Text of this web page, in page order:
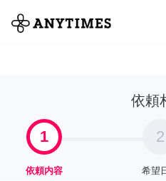
全て
依頼
1
依頼内容
2
希望